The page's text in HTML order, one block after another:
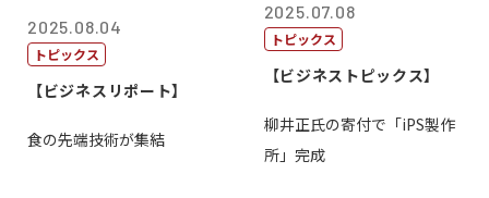
2025.08.04
トピックス
【ビジネスリポート】
食の先端技術が集結
2025.07.08
トピックス
【ビジネストピックス】
柳井正氏の寄付で「iPS製作
所」完成